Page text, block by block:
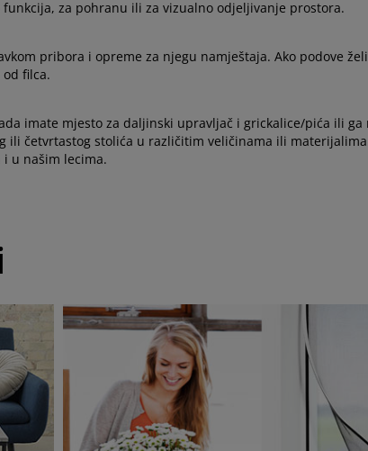
za pohranu ili za vizualno odjeljivanje prostora.
pribora i opreme za njegu namještaja. Ako podove
filca.
imate mjesto za daljinski upravljač i grickalice/pića ili
ili četvrtastog stolića u različitim veličinama ili
u našim lecima.